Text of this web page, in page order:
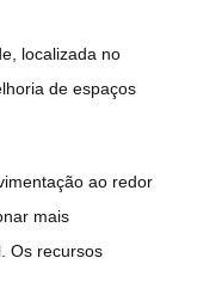
localizada no
de espaços
ao redor
mais
Os recursos